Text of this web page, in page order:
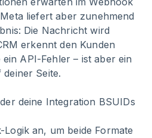
liefert aber zunehmend
Die Nachricht wird
erkennt den Kunden
API-Fehler – ist aber ein
Seite.
deine Integration BSUIDs
Logik an, um beide Formate